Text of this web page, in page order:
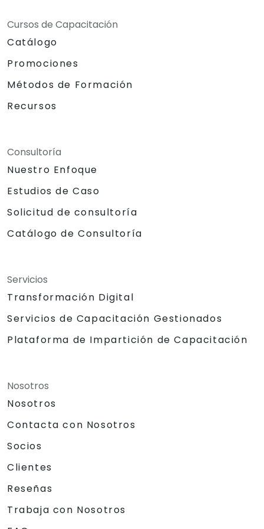
Cursos de Capacitación
Catálogo
Promociones
Métodos de Formación
Recursos
Consultoría
Nuestro Enfoque
Estudios de Caso
Solicitud de consultoría
Catálogo de Consultoría
Servicios
Transformación Digital
Servicios de Capacitación Gestionados
Plataforma de Impartición de Capacitación
Nosotros
Nosotros
Contacta con Nosotros
Socios
Clientes
Reseñas
Trabaja con Nosotros